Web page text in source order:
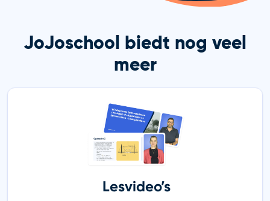
JoJoschool biedt nog veel
meer
Lesvideo’s